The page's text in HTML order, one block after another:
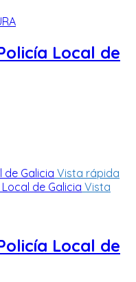
Local de
Vista rápida
Vista
Local de